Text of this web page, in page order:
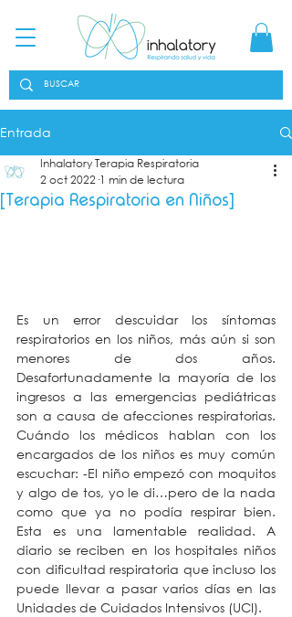
Entrada
[Terapia Respiratoria en Niños]
Inhalatory Terapia Respiratoria
2 oct 2022 1 min de lectura
Es un error descuidar los síntomas
respiratorios en los niños, más aún si son
menores de dos años.
Desafortunadamente la mayoría de los
ingresos a las emergencias pediátricas
son a causa de afecciones respiratorias.
Cuándo los médicos hablan con los
encargados de los niños es muy común
escuchar: -El niño empezó con moquitos
y algo de tos, yo le di…pero de la nada
como que ya no podía respirar bien.
Esta es una lamentable realidad. A
diario se reciben en los hospitales niños
con dificultad respiratoria que incluso los
puede llevar a pasar varios días en las
Unidades de Cuidados Intensivos (UCI).